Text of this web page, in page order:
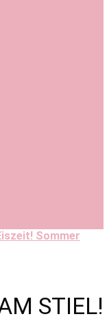
Sommer
STIEL!